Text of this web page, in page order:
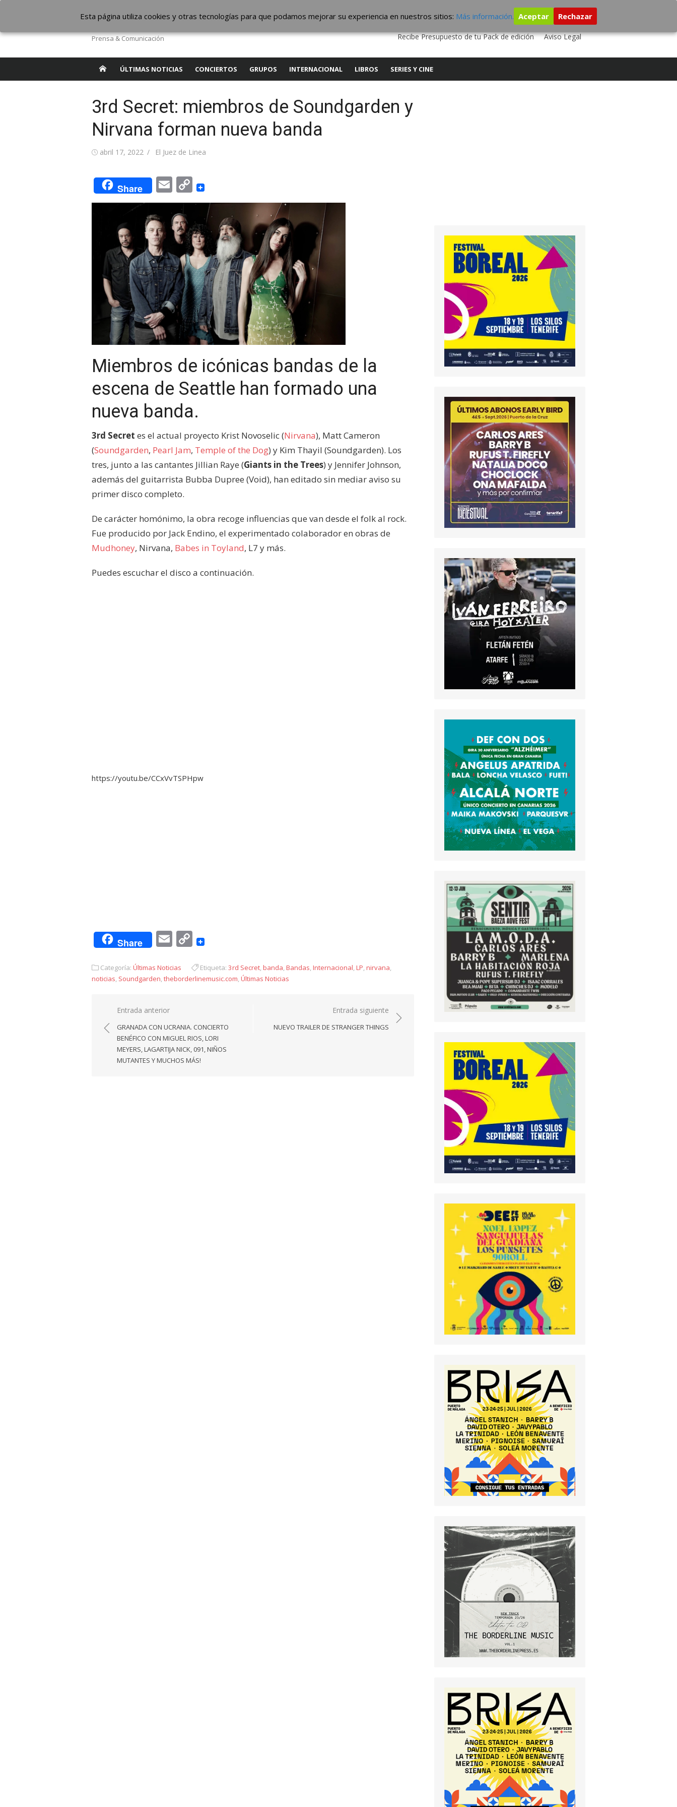
contenido
The Borderline Music
Prensa & Comunicación
QUIENES SOMOS CONTACTO SERVICIOS EDITA TU DISCO
ESTUDIO DE GRABACIÓN
Recibe Presupuesto de tu Pack de edición
Aviso Legal
ÚLTIMAS NOTICIAS CONCIERTOS GRUPOS INTERNACIONAL LIBROS SERIES Y CINE
3rd Secret: miembros de Soundgarden y
Nirvana forman nueva banda
Publicada
abril 17, 2022 Autor
El Juez de Linea
Share EmailCopy
Link
Miembros de icónicas bandas de la
escena de Seattle han formado una
nueva banda.
3rd Secret es el actual proyecto Krist Novoselic (Nirvana), Matt Cameron
(Soundgarden, Pearl Jam, Temple of the Dog) y Kim Thayil (Soundgarden). Los
tres, junto a las cantantes Jillian Raye (Giants in the Trees) y Jennifer Johnson,
además del guitarrista Bubba Dupree (Void), han editado sin mediar aviso su
primer disco completo.
De carácter homónimo, la obra recoge influencias que van desde el folk al rock.
Fue producido por Jack Endino, el experimentado colaborador en obras de
Mudhoney, Nirvana, Babes in Toyland, L7 y más.
Puedes escuchar el disco a continuación.
https://youtu.be/CCxVvTSPHpw
Share EmailCopy
Categoría: Últimas Noticias Etiqueta: 3rd Secret,banda,Bandas,Internacional,LP,nirvana,
noticias, Soundgarden,theborderlinemusic.com,Últimas Noticias
Navegación
de
entradas
Entrada anterior
GRANADA CON UCRANIA. CONCIERTO
BENÉFICO CON MIGUEL RIOS, LORI
MEYERS, LAGARTIJA NICK, 091, NIÑOS
MUTANTES Y MUCHOS MÁS!
Entrada siguiente
NUEVO TRAILER DE STRANGER THINGS
Esta página utiliza cookies y otras tecnologías para que podamos mejorar su experiencia en nuestros sitios: Más información. Aceptar Rechazar